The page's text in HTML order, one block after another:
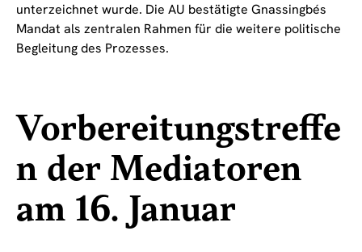
unterzeichnet wurde. Die AU bestätigte Gnassingbés
Mandat als zentralen Rahmen für die weitere politische
Begleitung des Prozesses.
Vorbereitungstreffe
n der Mediatoren
am 16. Januar